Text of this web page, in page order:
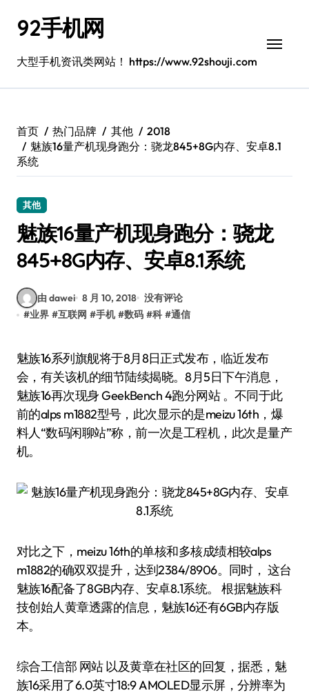
92手机网
大型手机资讯类网站！ https://www.92shouji.com
首页 热门品牌 其他
2018
魅族16量产机现身跑分：骁龙845+8G内存、安卓8.1
系统
其他
魅族16量产机现身跑分：骁龙
845+8G内存、安卓8.1系统
由 dawei 8 月 10, 2018 没有评论
#业界 #互联网 #手机 #数码 #科 #通信
魅族16系列旗舰将于8月8日正式发布，临近发布
会，有关该机的细节陆续揭晓。8月5日下午消息，
魅族16再次现身 GeekBench 4跑分网站 。不同于此
前的alps m1882型号，此次显示的是meizu 16th，爆
料人“数码闲聊站”称，前一次是工程机，此次是量产
机。
对比之下，meizu 16th的单核和多核成绩相较alps
m1882的确双双提升，达到2384/8906。同时， 这台
魅族16配备了8GB内存、安卓8.1系统。 根据魅族科
技创始人黄章透露的信息，魅族16还有6GB内存版
本。
综合工信部 网站 以及黄章在社区的回复，据悉，魅
族16采用了6.0英寸18:9 AMOLED显示屏，分辨率为